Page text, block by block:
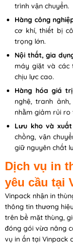
trình vận chuyển.
Hàng công
cơ khí, thiết bị
trọng lớn.
Nội thất, gia
máy giặt và các
chịu lực cao.
Hàng hóa giá
nghệ, tranh
nhằm giảm rủi ro
Lưu kho và
chồng, vận
giữ nguyên chất
Dịch vụ in
yêu cầu tại
Vinpack nhận in
thông tin thương
trên bề mặt thùng,
đóng gói vừa nâng
vụ in ấn tại Vinpack